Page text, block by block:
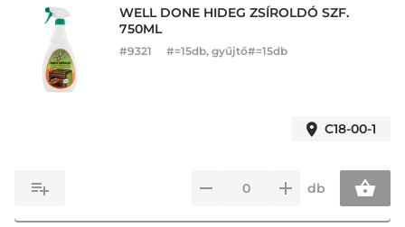
WELL DONE HIDEG ZSÍROLDÓ SZF.
750ML
#9321 #=15db, gyűjtő#=15db
C18-00-1
db